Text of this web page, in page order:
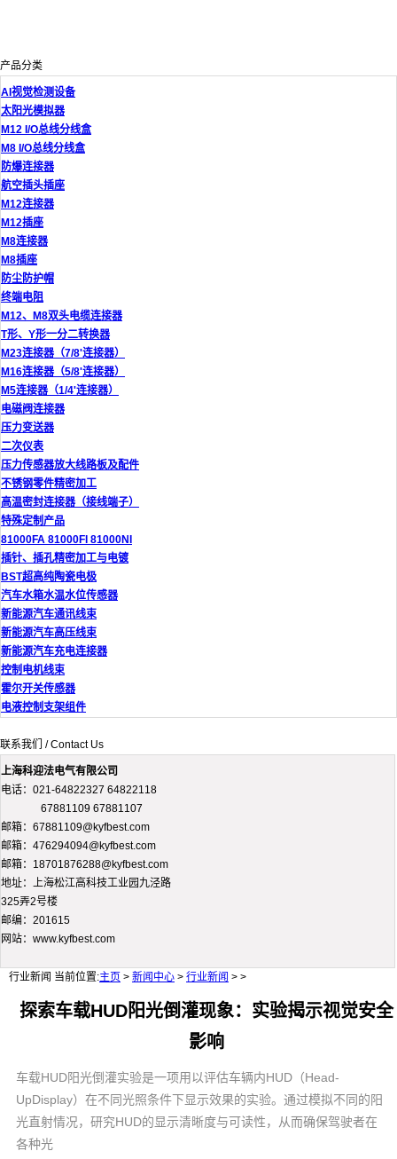
产品分类
AI视觉检测设备
太阳光模拟器
M12 I/O总线分线盒
M8 I/O总线分线盒
防爆连接器
航空插头插座
M12连接器
M12插座
M8连接器
M8插座
防尘防护帽
终端电阻
M12、M8双头电缆连接器
T形、Y形一分二转换器
M23连接器（7/8'连接器）
M16连接器（5/8'连接器）
M5连接器（1/4'连接器）
电磁阀连接器
压力变送器
二次仪表
压力传感器放大线路板及配件
不锈钢零件精密加工
高温密封连接器（接线端子）
特殊定制产品
81000FA 81000FI 81000NI
插针、插孔精密加工与电镀
BST超高纯陶瓷电极
汽车水箱水温水位传感器
新能源汽车通讯线束
新能源汽车高压线束
新能源汽车充电连接器
控制电机线束
霍尔开关传感器
电液控制支架组件
联系我们 / Contact Us
上海科迎法电气有限公司
电话：021-64822327 64822118
67881109 67881107
邮箱：67881109@kyfbest.com
邮箱：476294094@kyfbest.com
邮箱：18701876288@kyfbest.com
地址：上海松江高科技工业园九泾路
325弄2号楼
邮编：201615
网站：www.kyfbest.com
行业新闻 当前位置:主页 > 新闻中心 > 行业新闻 > >
探索车载HUD阳光倒灌现象：实验揭示视觉安全
影响
车载HUD阳光倒灌实验是一项用以评估车辆内HUD（Head-
UpDisplay）在不同光照条件下显示效果的实验。通过模拟不同的阳
光直射情况，研究HUD的显示清晰度与可读性，从而确保驾驶者在
各种光